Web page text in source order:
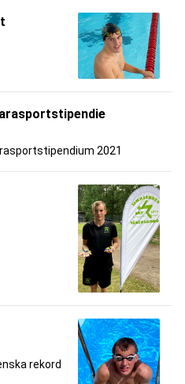
2021
rekord